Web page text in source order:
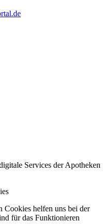
Services der Apotheken
Cookies helfen uns bei der
für das Funktionieren